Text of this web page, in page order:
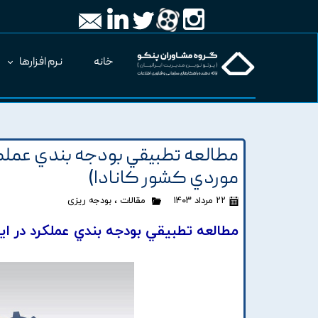
خانه نرم افزارها
مطالعه تطبيقي بودجه بندي
موردي کشور کانادا)
۲۲ مرداد ۱۴۰۳ مقالات ، بودجه ریزی
مطالعه تطبيقي بودجه بندي عملکرد در